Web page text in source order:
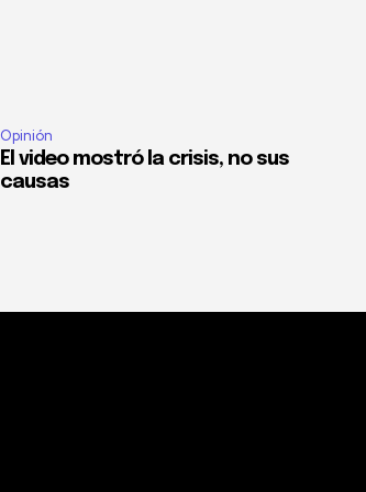
Opinión
El video mostró la crisis, no sus
causas